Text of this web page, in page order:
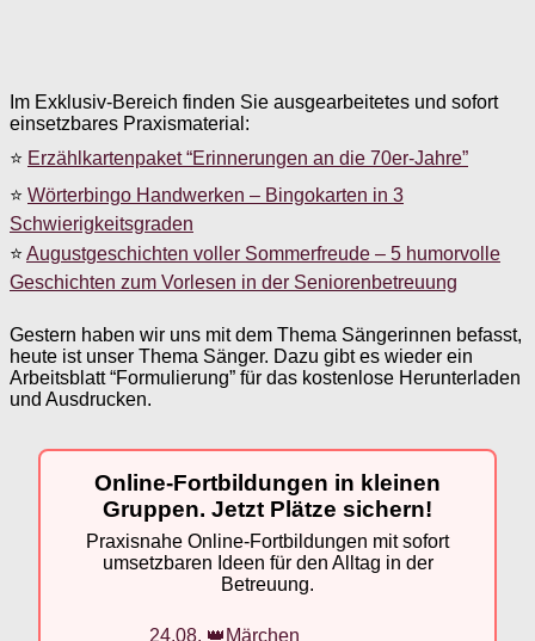
Im Exklusiv-Bereich finden Sie ausgearbeitetes und sofort
einsetzbares Praxismaterial:
⭐ Erzählkartenpaket “Erinnerungen an die 70er-Jahre”
⭐ Wörterbingo Handwerken – Bingokarten in 3
Schwierigkeitsgraden
⭐ Augustgeschichten voller Sommerfreude – 5 humorvolle
Geschichten zum Vorlesen in der Seniorenbetreuung
Gestern haben wir uns mit dem Thema Sängerinnen befasst,
heute ist unser Thema Sänger. Dazu gibt es wieder ein
Arbeitsblatt “Formulierung” für das kostenlose Herunterladen
und Ausdrucken.
Online-Fortbildungen in kleinen
Gruppen. Jetzt Plätze sichern!
Praxisnahe Online-Fortbildungen mit sofort
umsetzbaren Ideen für den Alltag in der
Betreuung.
24.08. 👑Märchen